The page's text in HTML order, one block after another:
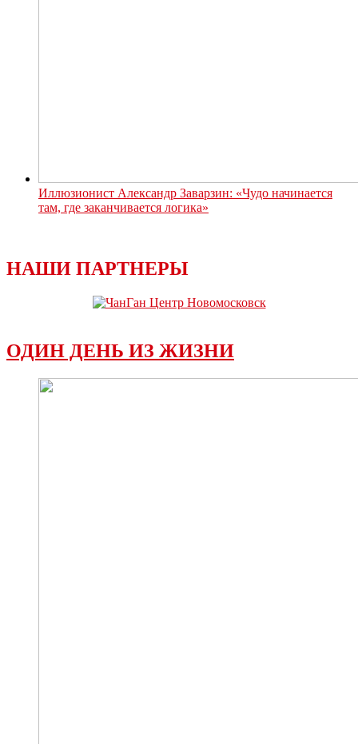
Иллюзионист Александр Заварзин: «Чудо начинается
там, где заканчивается логика»
НАШИ ПАРТНЕРЫ
ОДИН ДЕНЬ ИЗ ЖИЗНИ